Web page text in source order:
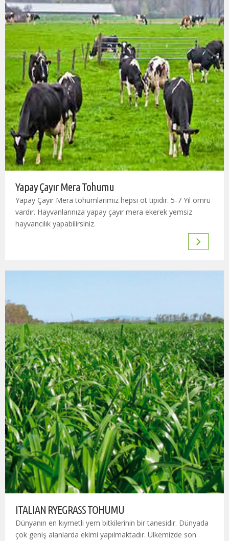
Yapay Çayır Mera Tohumu
Yapay Çayır Mera tohumlarımız hepsi ot tipidir. 5-7 Yıl ömrü
vardır. Hayvanlarınıza yapay çayır mera ekerek yemsiz
hayvancılık yapabilirsiniz.
ITALIAN RYEGRASS TOHUMU
Dünyanın en kıymetli yem bitkilerinin bir tanesidir. Dünyada
çok geniş alanlarda ekimi yapılmaktadır. Ülkemizde son